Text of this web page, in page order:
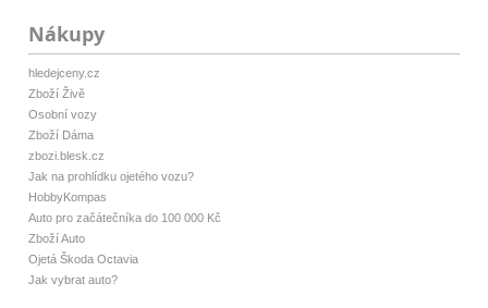
Nákupy
hledejceny.cz
Zboží Živě
Osobní vozy
Zboží Dáma
zbozi.blesk.cz
Jak na prohlídku ojetého vozu?
HobbyKompas
Auto pro začátečníka do 100 000 Kč
Zboží Auto
Ojetá Škoda Octavia
Jak vybrat auto?